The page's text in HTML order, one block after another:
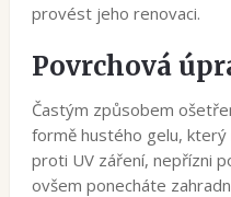
provést jeho renovaci.
Povrchová
Častým způsobem
formě hustého gelu, který
proti UV záření, nepřízni
ovšem ponecháte